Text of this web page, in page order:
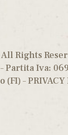
Rights
Partita Iva:
(FI) –PRIVACY